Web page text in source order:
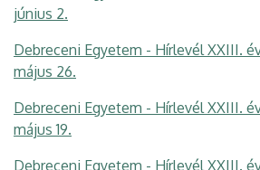
június 2.
Debreceni Egyetem - Hírlevél XXIII.
május 26.
Debreceni Egyetem - Hírlevél XXIII.
május 19.
Debreceni Egyetem - Hírlevél XXIII.